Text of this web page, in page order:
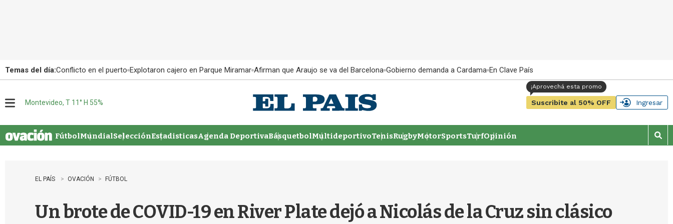
Temas del día:Conflicto en el puerto Explotaron cajero en Parque Miramar Afirman que Araujo se va del Barcelona Gobierno demanda a Cardama En Clave País
u
Montevideo, T 11° H 55% Suscribite al 50% OFF Ingresar
FútbolMundialSelecciónEstadisticasAgenda DeportivaBásquetbolMultideportivoTenisRugbyMotorSportsTurfOpinión
M
o
EL PAÍS OVACIÓN FÚTBOL
Un brote de COVID-19 en River Plate dejó a Nicolás de la Cruz sin clásico